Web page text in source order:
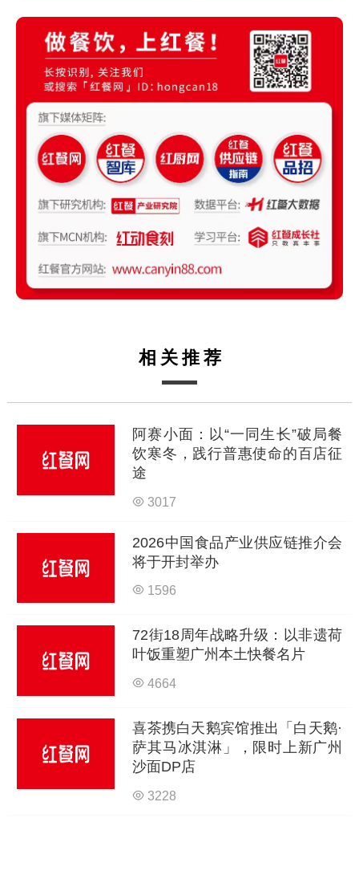
相关推荐
阿赛小面：以“一同生长”破局餐
饮寒冬，践行普惠使命的百店征
途
3017
2026中国食品产业供应链推介会
将于开封举办
1596
72街18周年战略升级：以非遗荷
叶饭重塑广州本土快餐名片
4664
喜茶携白天鹅宾馆推出「白天鹅·
萨其马冰淇淋」，限时上新广州
沙面DP店
3228